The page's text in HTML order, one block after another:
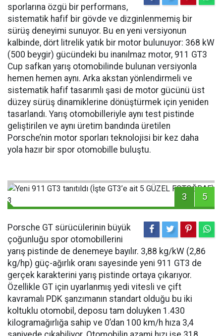
sporlarına özgü bir performans,
sistematik hafif bir gövde ve dizginlenmemiş bir
sürüş deneyimi sunuyor. Bu en yeni versiyonun
kalbinde, dört litrelik yatık bir motor bulunuyor: 368 kW
(500 beygir) gücündeki bu inanılmaz motor, 911 GT3
Cup safkan yarış otomobilinde bulunan versiyonla
hemen hemen aynı. Arka akstan yönlendirmeli ve
sistematik hafif tasarımlı şasi de motor gücünü üst
düzey sürüş dinamiklerine dönüştürmek için yeniden
tasarlandı. Yarış otomobilleriyle aynı test pistinde
geliştirilen ve aynı üretim bandında üretilen
Porsche’nin motor sporları teknolojisi bir kez daha
yola hazır bir spor otomobille buluştu.
3 5
Porsche GT sürücülerinin büyük
çoğunluğu spor otomobillerini
yarış pistinde de denemeye bayılır. 3,88 kg/kW (2,86
kg/hp) güç-ağırlık oranı sayesinde yeni 911 GT3 de
gerçek karakterini yarış pistinde ortaya çıkarıyor.
Özellikle GT için uyarlanmış yedi vitesli ve çift
kavramalı PDK şanzımanın standart olduğu bu iki
koltuklu otomobil, deposu tam doluyken 1.430
kilogramağırlığa sahip ve 0’dan 100 km/h hıza 3,4